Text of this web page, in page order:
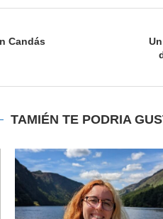
Candás
TAMIÉN TE PODRIA